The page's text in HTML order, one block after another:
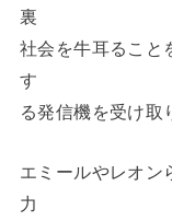
裏
社会を牛耳ること
す
る発信機を受け取
エミールやレオン
力